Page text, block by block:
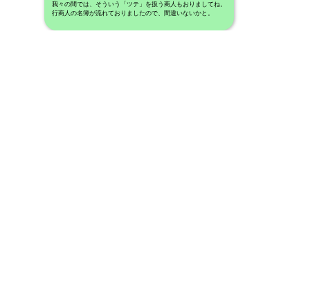
我々の間では、そういう「ツテ」を扱う商人もおりましてね。
行商人の名簿が流れておりましたので、間違いないかと。